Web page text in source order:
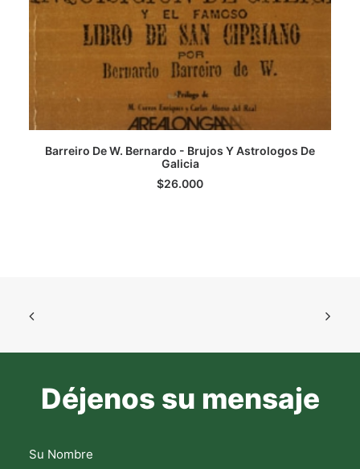
LEER MÁS
Barreiro De W. Bernardo - Brujos Y Astrologos De
Galicia
$26.000
Déjenos su mensaje
Su Nombre